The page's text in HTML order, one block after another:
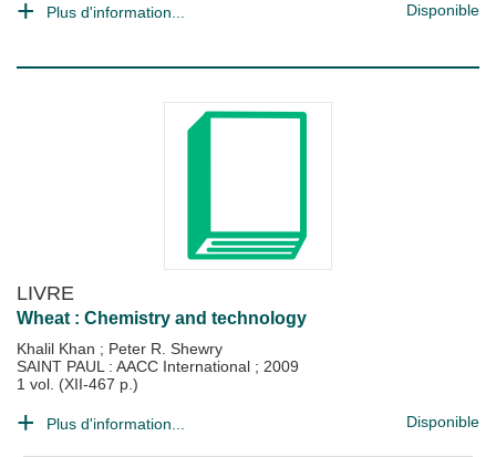
Plus d'information... Disponible
LIVRE
Wheat : Chemistry and technology
Khalil Khan ; Peter R. Shewry
SAINT PAUL : AACC International ; 2009
1 vol. (XII-467 p.)
Plus d'information... Disponible